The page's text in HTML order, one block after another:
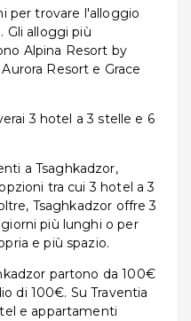
per trovare l'alloggio
Gli alloggi più
Alpina Resort by
Resort e Grace
3 hotel a 3 stelle e 6
a Tsaghkadzor,
tra cui 3 hotel a 3
Tsaghkadzor offre 3
più lunghi o per
e più spazio.
partono da 100€
di 100€. Su Traventia
e appartamenti